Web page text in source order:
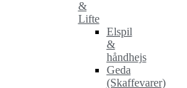
&
Lifte
Elspil
&
håndhejs
Geda
(Skaffevarer)